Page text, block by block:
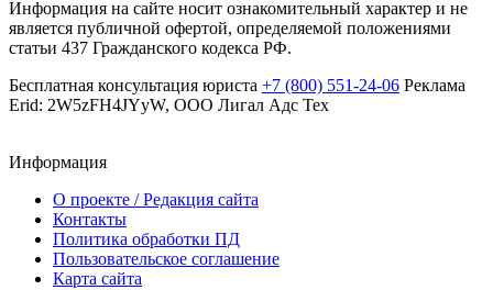
Информация на сайте носит ознакомительный характер и не
является публичной офертой, определяемой положениями
статьи 437 Гражданского кодекса РФ.
Бесплатная консультация юриста +7 (800) 551-24-06 Реклама
Erid: 2W5zFH4JYyW, ООО Лигал Адс Тех
Информация
О проекте / Редакция сайта
Контакты
Политика обработки ПД
Пользовательское соглашение
Карта сайта